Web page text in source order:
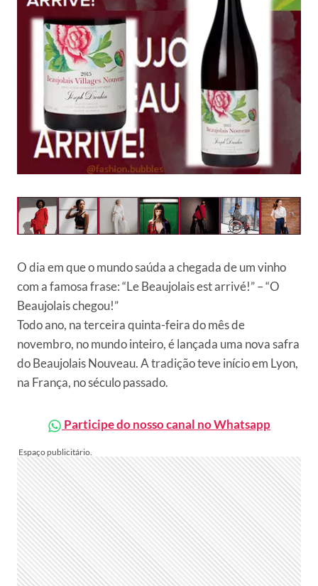
O dia em que o mundo saúda a chegada de um vinho
com a famosa frase: “Le Beaujolais est arrivé!” – “O
Beaujolais chegou!”
Todo ano, na terceira quinta-feira do mês de
novembro, no mundo inteiro, é lançada uma nova safra
do Beaujolais Nouveau. A tradição teve início em Lyon,
na França, no século passado.
Participe do nosso canal no Whatsapp